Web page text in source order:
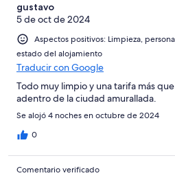
gustavo
5 de oct de 2024
Aspectos positivos: Limpieza,
estado del alojamiento
Traducir con Google
Todo muy limpio y una tarifa más
adentro de la ciudad amurallada.
Se alojó 4 noches en octubre de 2024
0
Comentario verificado